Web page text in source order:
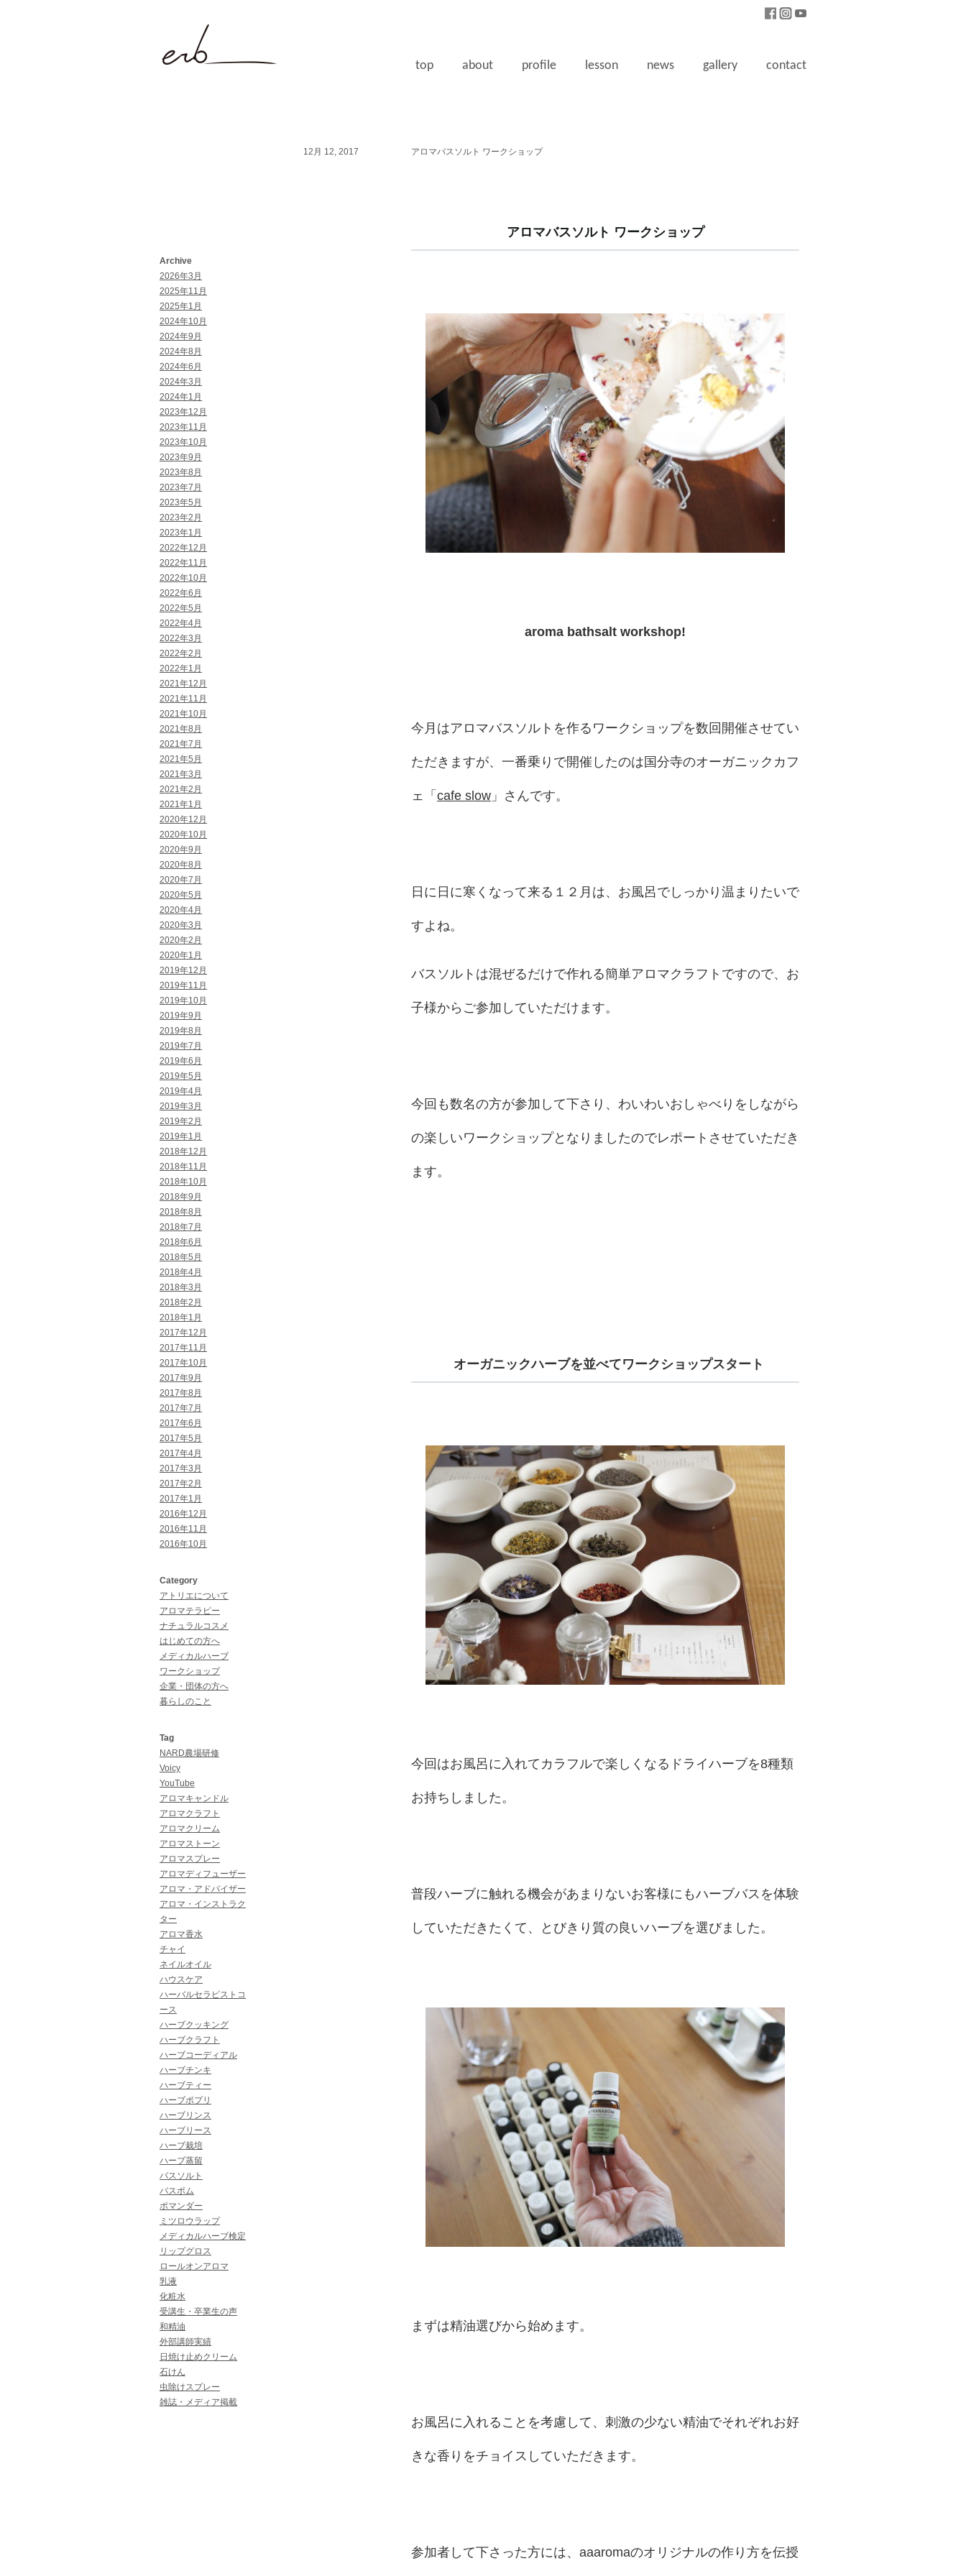
top about profile lesson news gallery contact
Archive
2026年3月
2025年11月
2025年1月
2024年10月
2024年9月
2024年8月
2024年6月
2024年3月
2024年1月
2023年12月
2023年11月
2023年10月
2023年9月
2023年8月
2023年7月
2023年5月
2023年2月
2023年1月
2022年12月
2022年11月
2022年10月
2022年6月
2022年5月
2022年4月
2022年3月
2022年2月
2022年1月
2021年12月
2021年11月
2021年10月
2021年8月
2021年7月
2021年5月
2021年3月
2021年2月
2021年1月
2020年12月
2020年10月
2020年9月
2020年8月
2020年7月
2020年5月
2020年4月
2020年3月
2020年2月
2020年1月
2019年12月
2019年11月
2019年10月
2019年9月
2019年8月
2019年7月
2019年6月
2019年5月
2019年4月
2019年3月
2019年2月
2019年1月
2018年12月
2018年11月
2018年10月
2018年9月
2018年8月
2018年7月
2018年6月
2018年5月
2018年4月
2018年3月
2018年2月
2018年1月
2017年12月
2017年11月
2017年10月
2017年9月
2017年8月
2017年7月
2017年6月
2017年5月
2017年4月
2017年3月
2017年2月
2017年1月
2016年12月
2016年11月
2016年10月
Category
アトリエについて
アロマテラピー
ナチュラルコスメ
はじめての方へ
メディカルハーブ
ワークショップ
企業・団体の方へ
暮らしのこと
Tag
NARD農場研修
Voicy
YouTube
アロマキャンドル
アロマクラフト
アロマクリーム
アロマストーン
アロマスプレー
アロマディフューザー
アロマ・アドバイザー
アロマ・インストラク
ター
アロマ香水
チャイ
ネイルオイル
ハウスケア
ハーバルセラピストコ
ース
ハーブクッキング
ハーブクラフト
ハーブコーディアル
ハーブチンキ
ハーブティー
ハーブポプリ
ハーブリンス
ハーブリース
ハーブ栽培
ハーブ蒸留
バスソルト
バスボム
ポマンダー
ミツロウラップ
メディカルハーブ検定
リップグロス
ロールオンアロマ
乳液
化粧水
受講生・卒業生の声
和精油
外部講師実績
日焼け止めクリーム
石けん
虫除けスプレー
雑誌・メディア掲載
12月 12, 2017 アロマバスソルト ワークショップ
アロマバスソルト ワークショップ
aroma bathsalt workshop!
今月はアロマバスソルトを作るワークショップを数回開催させてい
ただきますが、一番乗りで開催したのは国分寺のオーガニックカフ
ェ「 cafe slow 」さんです。
日に日に寒くなって来る１２月は、お風呂でしっかり温まりたいで
すよね。
バスソルトは混ぜるだけで作れる簡単アロマクラフトですので、お
子様からご参加していただけます。
今回も数名の方が参加して下さり、わいわいおしゃべりをしながら
の楽しいワークショップとなりましたのでレポートさせていただき
ます。
オーガニックハーブを並べてワークショップスタート
今回はお風呂に入れてカラフルで楽しくなるドライハーブを8種類
お持ちしました。
普段ハーブに触れる機会があまりないお客様にもハーブバスを体験
していただきたくて、とびきり質の良いハーブを選びました。
まずは精油選びから始めます。
お風呂に入れることを考慮して、刺激の少ない精油でそれぞれお好
きな香りをチョイスしていただきます。
参加者して下さった方には、aaaromaのオリジナルの作り方を伝授